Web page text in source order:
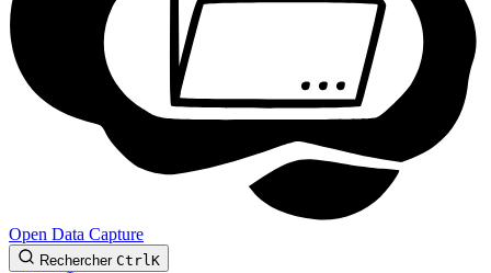
Open Data Capture
Rechercher CtrlK